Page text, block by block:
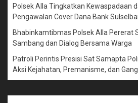
Polsek Alla Tingkatkan Kewaspadaan
Pengawalan Cover Dana Bank
Bhabinkamtibmas Polsek Alla Pererat
Sambang dan Dialog Bersama Warga
Patroli Perintis Presisi Sat Samapta
Aksi Kejahatan, Premanisme, dan